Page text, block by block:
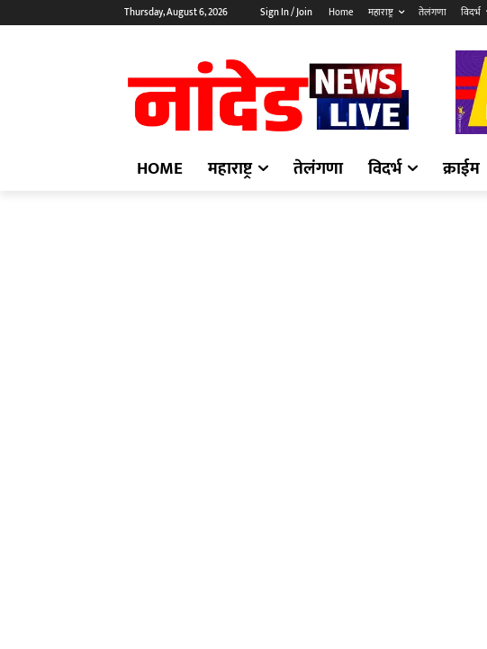
Thursday, August 6, 2026 Sign In / Join Home महाराष्ट्र तेलंगणा विदर्भ
HOME महाराष्ट्र तेलंगणा विदर्भ क्राईम